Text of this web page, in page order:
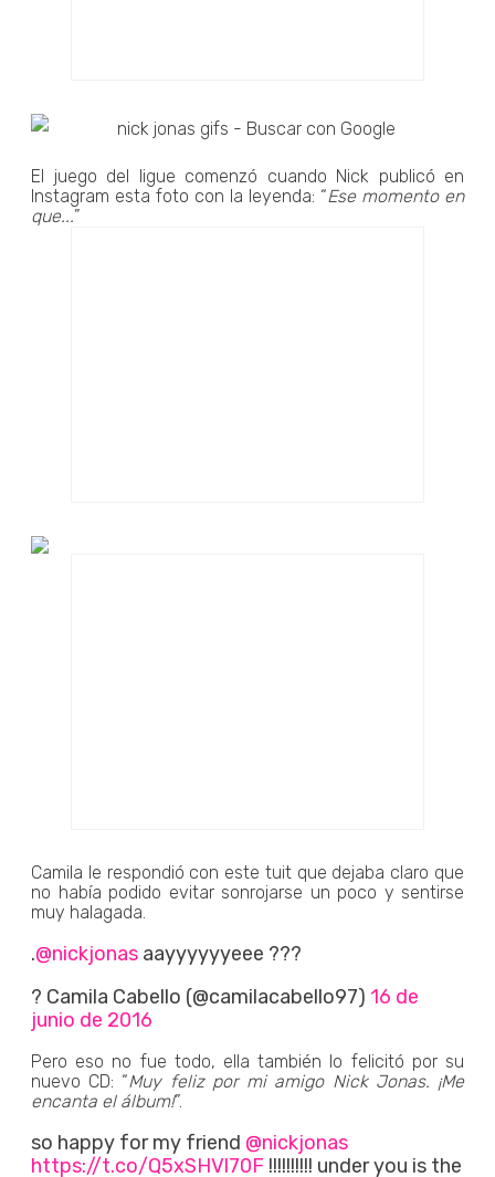
El juego del ligue comenzó cuando Nick publicó en
Instagram esta foto con la leyenda: “Ese momento en
que...”
Camila le respondió con este tuit que dejaba claro que
no había podido evitar sonrojarse un poco y sentirse
muy halagada.
.@nickjonas aayyyyyyeee ???
? Camila Cabello (@camilacabello97) 16 de
junio de 2016
Pero eso no fue todo, ella también lo felicitó por su
nuevo CD: “Muy feliz por mi amigo Nick Jonas. ¡Me
encanta el álbum!”.
so happy for my friend @nickjonas
https://t.co/Q5xSHVl70F !!!!!!!!!! under you is the